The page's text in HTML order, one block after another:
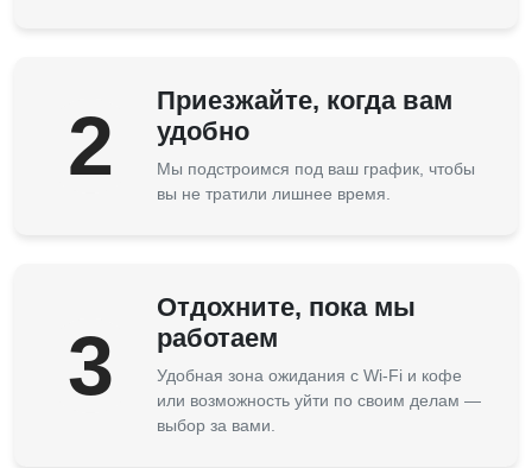
2
Приезжайте, когда вам
удобно
Мы подстроимся под ваш график, чтобы
вы не тратили лишнее время.
3
Отдохните, пока мы
работаем
Удобная зона ожидания с Wi-Fi и кофе
или возможность уйти по своим делам —
выбор за вами.